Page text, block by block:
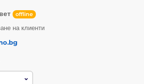
offline
на клиенти